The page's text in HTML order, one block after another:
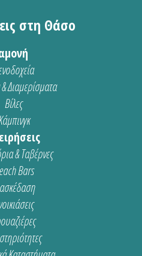
στη Θάσο
Διαμερίσματα
Βίλες
& Ταβέρνες
Bars